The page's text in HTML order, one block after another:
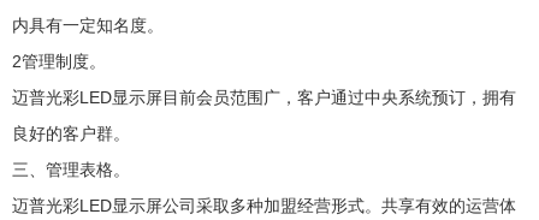
内具有一定知名度。
2管理制度。
迈普光彩LED显示屏目前会员范围广，客户通过中央系统预订，拥有
良好的客户群。
三、管理表格。
迈普光彩LED显示屏公司采取多种加盟经营形式。共享有效的运营体